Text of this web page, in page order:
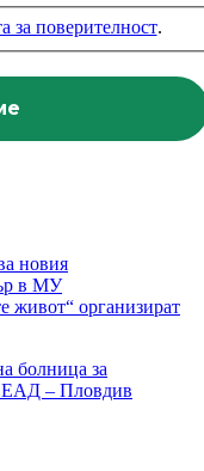
за поверителност.
новия
в МУ
живот“ организират